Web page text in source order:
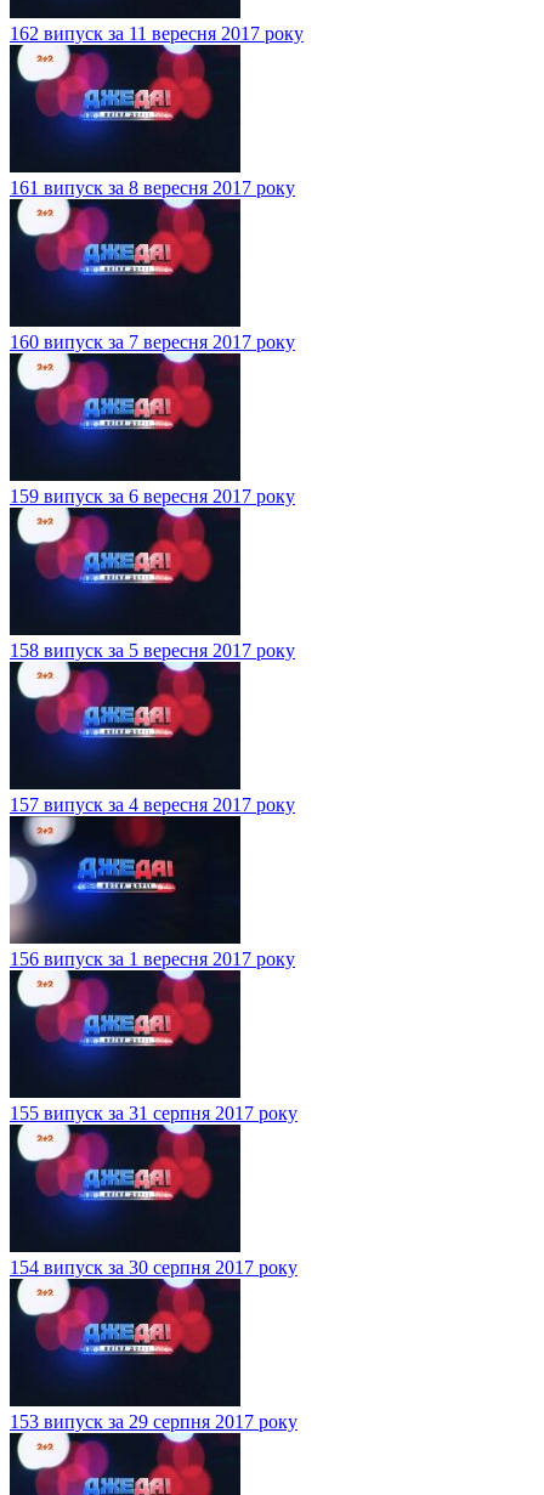
162 випуск за 11 вересня 2017 року
161 випуск за 8 вересня 2017 року
160 випуск за 7 вересня 2017 року
159 випуск за 6 вересня 2017 року
158 випуск за 5 вересня 2017 року
157 випуск за 4 вересня 2017 року
156 випуск за 1 вересня 2017 року
155 випуск за 31 серпня 2017 року
154 випуск за 30 серпня 2017 року
153 випуск за 29 серпня 2017 року